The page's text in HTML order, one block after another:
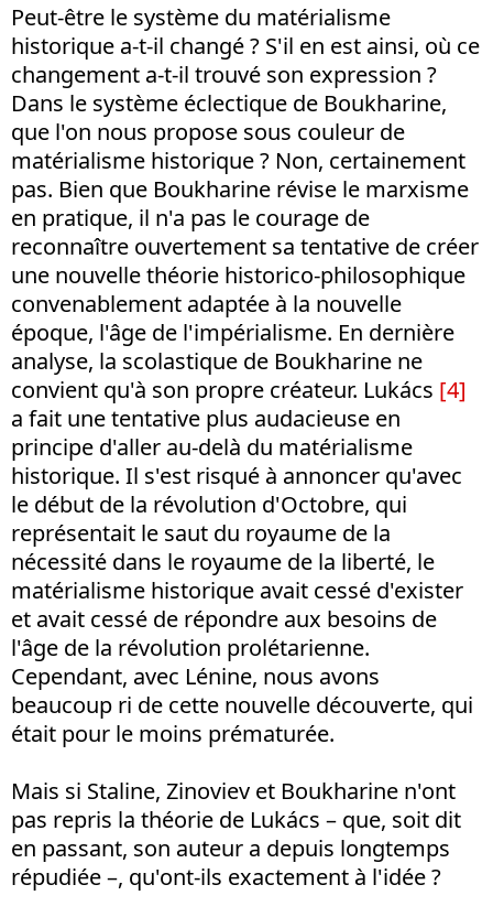
Peut-être le système du matérialisme
historique a-t-il changé ? S'il en est ainsi, où ce
changement a-t-il trouvé son expression ?
Dans le système éclectique de Boukharine,
que l'on nous propose sous couleur de
matérialisme historique ? Non, certainement
pas. Bien que Boukharine révise le marxisme
en pratique, il n'a pas le courage de
reconnaître ouvertement sa tentative de créer
une nouvelle théorie historico-philosophique
convenablement adaptée à la nouvelle
époque, l'âge de l'impérialisme. En dernière
analyse, la scolastique de Boukharine ne
convient qu'à son propre créateur. Lukács [4]
a fait une tentative plus audacieuse en
principe d'aller au-delà du matérialisme
historique. Il s'est risqué à annoncer qu'avec
le début de la révolution d'Octobre, qui
représentait le saut du royaume de la
nécessité dans le royaume de la liberté, le
matérialisme historique avait cessé d'exister
et avait cessé de répondre aux besoins de
l'âge de la révolution prolétarienne.
Cependant, avec Lénine, nous avons
beaucoup ri de cette nouvelle découverte, qui
était pour le moins prématurée.
Mais si Staline, Zinoviev et Boukharine n'ont
pas repris la théorie de Lukács – que, soit dit
en passant, son auteur a depuis longtemps
répudiée –, qu'ont-ils exactement à l'idée ?